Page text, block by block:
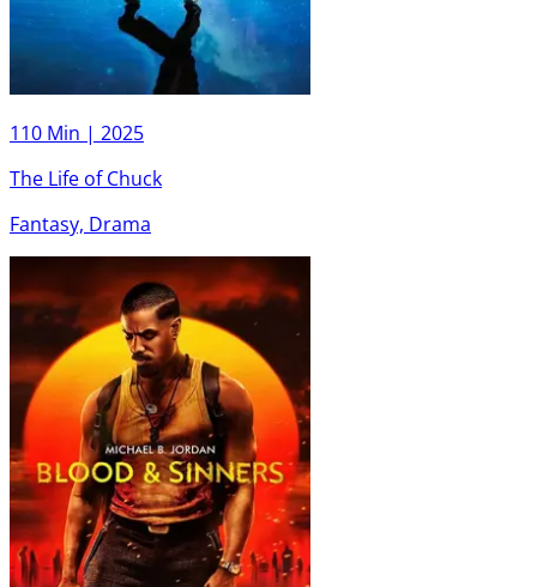
110 Min | 2025
The Life of Chuck
Fantasy, Drama